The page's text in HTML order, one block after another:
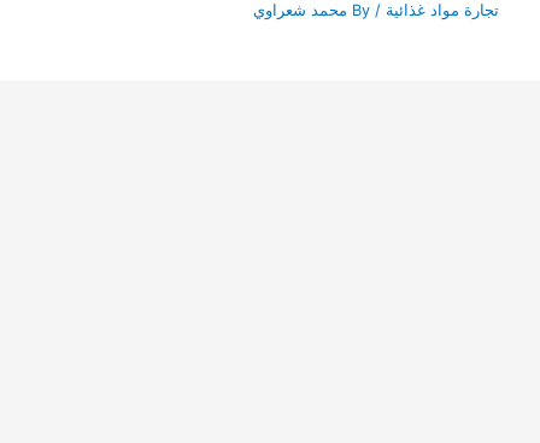
تجارة مواد غذائية / By محمد شعراوي